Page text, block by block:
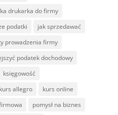
drukarka do firmy
podatki
jak sprzedawać
prowadzenia firmy
podatek dochodowy
księgowość
kurs allegro
kurs online
pomysł na biznes